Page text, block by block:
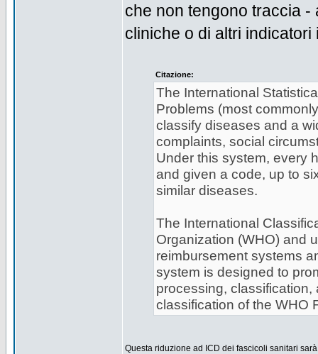
che non tengono traccia
cliniche o di altri indicatori
Citazione:
The International
Problems (most
classify diseases and a
complaints, social
Under this system, every
and given a code, up to
similar diseases.
The International
Organization (WHO) and
reimbursement systems
system is designed to
processing,
classification of the WHO
Questa riduzione ad ICD dei fascicoli sanitari